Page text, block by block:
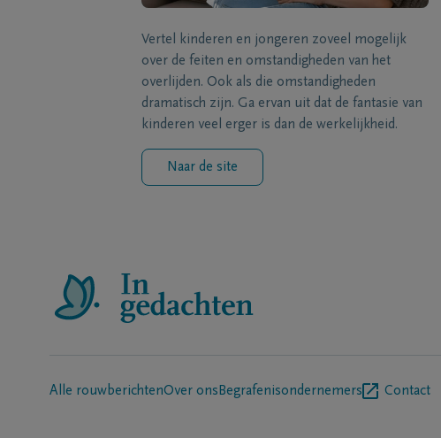
Vertel kinderen en jongeren zoveel mogelijk
over de feiten en omstandigheden van het
overlijden. Ook als die omstandigheden
dramatisch zijn. Ga ervan uit dat de fantasie van
kinderen veel erger is dan de werkelijkheid.
Naar de site
Alle rouwberichtenOver ons Begrafenisondernemers Contact